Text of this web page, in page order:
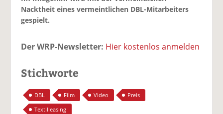
Nacktheit eines vermeintlichen DBL-Mitarbeiters
gespielt.
Der WRP-Newsletter: Hier kostenlos anmelden
Stichworte
DBL Film Video
Preis
Textilleasing